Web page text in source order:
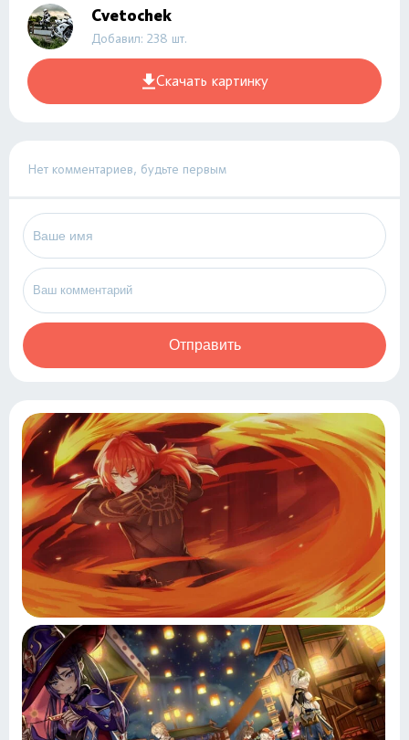
Cvetochek
Добавил: 238 шт.
Скачать картинку
Нет комментариев, будьте первым
Отправить